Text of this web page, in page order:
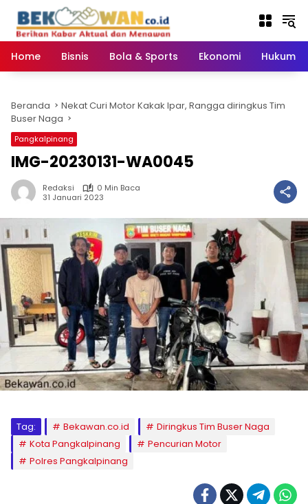
konten
Home
Bisnis Bola & Sports Ekonomi Hukum
Beranda
Nekat Curi Motor Kakak Ipar, Rangga diringkus Tim
Buser Naga
Pangkalpinang
IMG-20230131-WA0045
Redaksi
0 Min Baca
31 Januari 2023
Tag: Bekawan.co.id
Diringkus Tim Buser Naga
Kota Pangkalpinang
Pencurian Motor
Polres Pangkalpinang